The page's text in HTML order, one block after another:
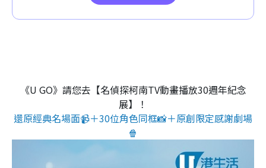
《U GO》請您去【名偵探柯南TV動畫播放30週年紀念
展】！
還原經典名場面📹＋30位角色同框📸＋原創限定感謝劇場
🍿